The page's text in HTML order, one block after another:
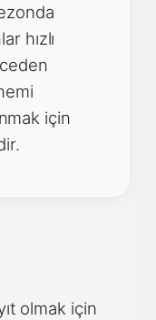
hızlı
için
olmak için